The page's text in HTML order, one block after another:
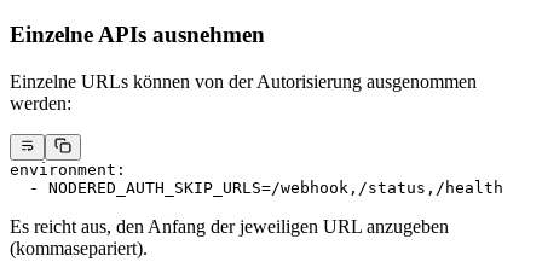
Einzelne APIs ausnehmen
Einzelne URLs können von der Autorisierung ausgenommen
werden:
environment :
  -
NODERED_AUTH_SKIP_URLS=/webhook,/status,/health
Es reicht aus, den Anfang der jeweiligen URL anzugeben
(kommasepariert).